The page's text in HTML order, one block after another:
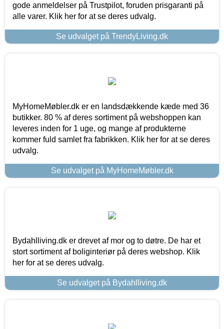
gode anmeldelser på Trustpilot, foruden prisgaranti på
alle varer. Klik her for at se deres udvalg.
Se udvalget på TrendyLiving.dk
MyHomeMøbler.dk er en landsdækkende kæde med 36
butikker. 80 % af deres sortiment på webshoppen kan
leveres inden for 1 uge, og mange af produkterne
kommer fuld samlet fra fabrikken. Klik her for at se deres
udvalg.
Se udvalget på MyHomeMøbler.dk
Bydahlliving.dk er drevet af mor og to døtre. De har et
stort sortiment af boliginteriør på deres webshop. Klik
her for at se deres udvalg.
Se udvalget på Bydahlliving.dk